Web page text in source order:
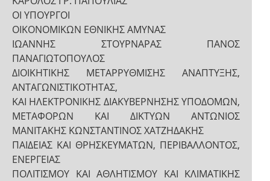
ΟΙ ΥΠΟΥΡΓΟΙ
ΟΙΚΟΝΟΜΙΚΩΝ ΕΘΝΙΚΗΣ ΑΜΥΝΑΣ
ΙΩΑΝΝΗΣ ΣΤΟΥΡΝΑΡΑΣ ΠΑΝΟΣ
ΠΑΝΑΓΙΩΤΟΠΟΥΛΟΣ
ΔΙΟΙΚΗΤΙΚΗΣ ΜΕΤΑΡΡΥΘΜΙΣΗΣ ΑΝΑΠΤΥΞΗΣ,
ΑΝΤΑΓΩΝΙΣΤΙΚΟΤΗΤΑΣ,
ΚΑΙ ΗΛΕΚΤΡΟΝΙΚΗΣ ΔΙΑΚΥΒΕΡΝΗΣΗΣ ΥΠΟΔΟΜΩΝ,
ΜΕΤΑΦΟΡΩΝ ΚΑΙ ΔΙΚΤΥΩΝ ΑΝΤΩΝΙΟΣ
ΜΑΝΙΤΑΚΗΣ ΚΩΝΣΤΑΝΤΙΝΟΣ ΧΑΤΖΗΔΑΚΗΣ
ΠΑΙΔΕΙΑΣ ΚΑΙ ΘΡΗΣΚΕΥΜΑΤΩΝ, ΠΕΡΙΒΑΛΛΟΝΤΟΣ,
ΕΝΕΡΓΕΙΑΣ
ΠΟΛΙΤΙΣΜΟΥ ΚΑΙ ΑΘΛΗΤΙΣΜΟΥ ΚΑΙ ΚΛΙΜΑΤΙΚΗΣ